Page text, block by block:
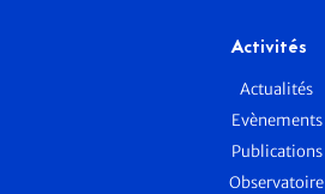
Activités
Actualités
Evènements
Publications
Observatoire